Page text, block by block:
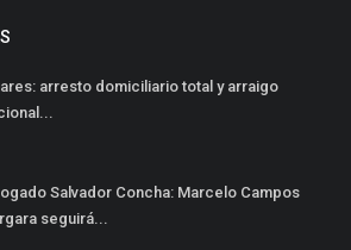
arresto domiciliario total y arraigo
Salvador Concha: Marcelo Campos
seguirá...